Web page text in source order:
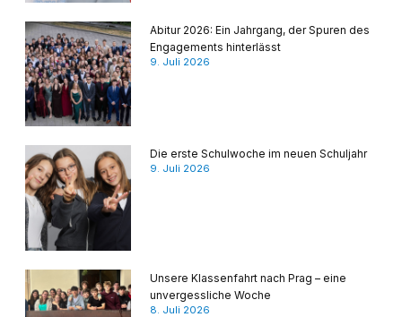
Abitur 2026: Ein Jahrgang, der Spuren des
Engagements hinterlässt
9. Juli 2026
Die erste Schulwoche im neuen Schuljahr
9. Juli 2026
Unsere Klassenfahrt nach Prag – eine
unvergessliche Woche
8. Juli 2026